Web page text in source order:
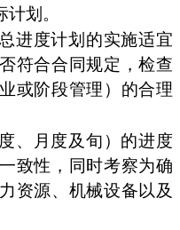
划。
进度计划的实施适宜
符合合同规定，检查
或阶段管理）的合理
、月度及旬）的进度
致性，同时考察为确
资源、机械设备以及